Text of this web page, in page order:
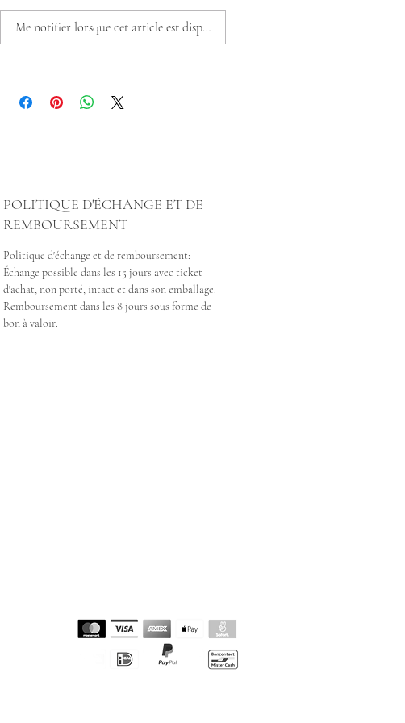
relevée, il porte bonheur...
Réalisé à la main en Belgique.
Me notifier lorsque cet article est disponible
POLITIQUE D'ÉCHANGE ET DE
REMBOURSEMENT
Politique d'échange et de remboursement:
Échange possible dans les 15 jours avec ticket
d'achat, non porté, intact et dans son emballage.
Remboursement dans les 8 jours sous forme de
bon à valoir.